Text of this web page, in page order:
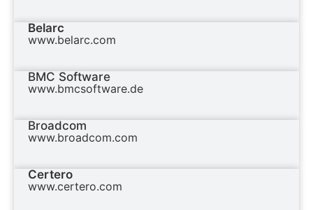
Belarc
www.belarc.com
BMC Software
www.bmcsoftware.de
Broadcom
www.broadcom.com
Certero
www.certero.com